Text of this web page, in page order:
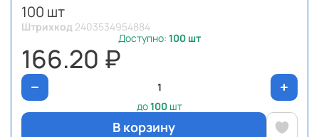
100 шт
Штрихкод 2403534954884
Доступно: 100 шт
166.20 ₽
до100 шт
В корзину